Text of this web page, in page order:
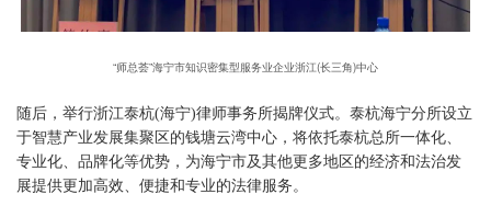
“师总荟”海宁市知识密集型服务业企业浙江(长三角)中心
随后，举行浙江泰杭(海宁)律师事务所揭牌仪式。泰杭海宁分所设立
于智慧产业发展集聚区的钱塘云湾中心，将依托泰杭总所一体化、
专业化、品牌化等优势，为海宁市及其他更多地区的经济和法治发
展提供更加高效、便捷和专业的法律服务。